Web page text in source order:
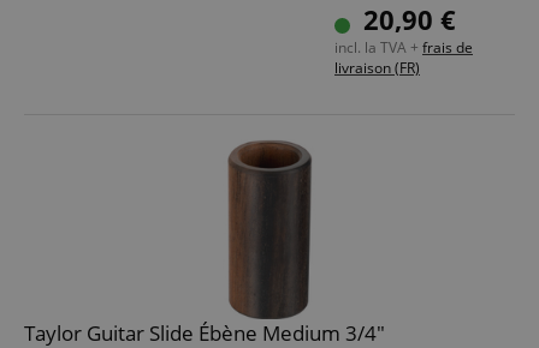
20,90 €
incl. la TVA + frais de
livraison (FR)
Taylor Guitar Slide Ébène Medium 3/4"